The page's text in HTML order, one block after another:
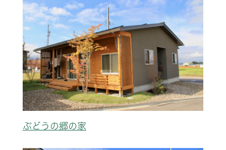
ぶどうの郷の家